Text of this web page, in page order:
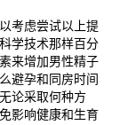
考虑尝试以上提
学技术那样百分
来增加男性精子
避孕和同房时间
论采取何种方
影响健康和生育